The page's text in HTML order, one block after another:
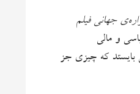
جهانی فیلم
و مالی
بایستد که چیزی جز